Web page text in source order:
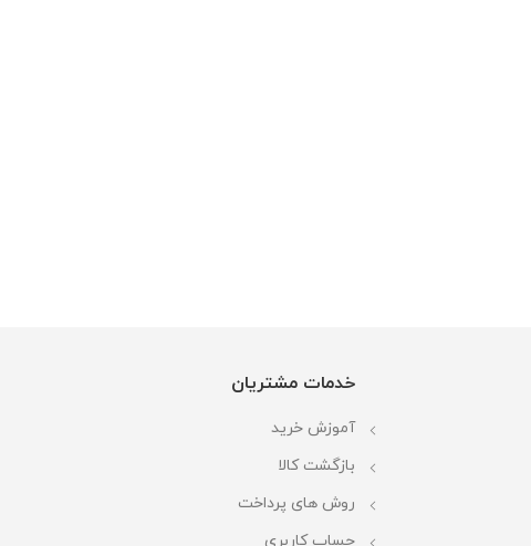
خدمات مشتریان
آموزش خرید
بازگشت کالا
روش های پرداخت
حساب کاربری